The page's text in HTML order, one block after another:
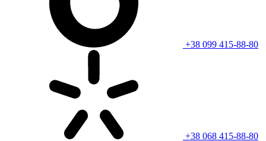
+38 099 415-88-80
+38 068 415-88-80